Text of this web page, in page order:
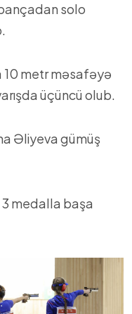
solo
10 metr məsafəyə
üçüncü olub.
Əliyeva gümüş
3 medalla başa